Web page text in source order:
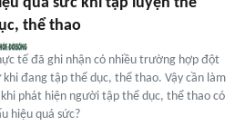
thể thao
tế đã ghi nhận có nhiều trường hợp đột
đang tập thể dục, thể thao. Vậy cần làm
phát hiện người tập thể dục, thể thao có
hiệu quá sức?